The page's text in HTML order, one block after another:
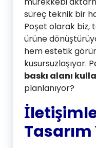
süreç teknik bir
Poşet olarak biz,
ürüne
hem estetik
kusursuzlaşıyor.
baskı alanı
planlanıyor?